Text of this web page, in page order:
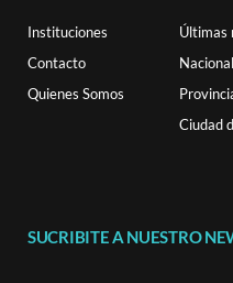
Instituciones
Contacto
Quienes Somos
Últimas
Ciudad
SUCRIBITE A NUESTRO